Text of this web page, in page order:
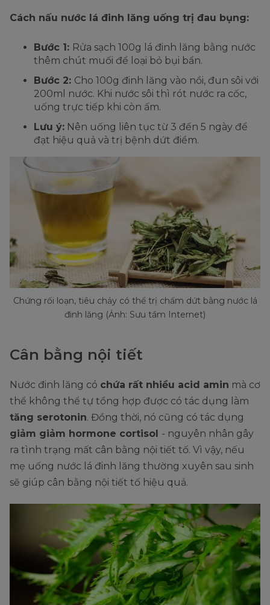
Cách nấu nước lá đinh lăng uống trị đau bụng:
Bước 1: Rửa sạch 100g lá đinh lăng bằng nước
thêm chút muối để loại bỏ bụi bẩn.
Bước 2: Cho 100g đinh lăng vào nồi, đun sôi với
200ml nước. Khi nước sôi thì rót nước ra cốc,
uống trực tiếp khi còn ấm.
Lưu ý: Nên uống liên tục từ 3 đến 5 ngày để
đạt hiệu quả và trị bệnh dứt điểm.
Chứng rối loạn, tiêu chảy có thể trị chấm dứt bằng nước lá
đinh lăng (Ảnh: Sưu tầm Internet)
Cân bằng nội tiết
Nước đinh lăng có chứa rất nhiều acid amin mà cơ
thể không thể tự tổng hợp được có tác dụng làm
tăng serotonin. Đồng thời, nó cũng có tác dụng
giảm giảm hormone cortisol - nguyên nhân gây
ra tình trạng mất cân bằng nội tiết tố. Vì vậy, nếu
mẹ uống nước lá đinh lăng thường xuyên sau sinh
sẽ giúp cân bằng nội tiết tố hiệu quả.